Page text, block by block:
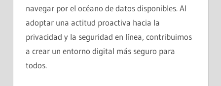
navegar por el océano de datos disponibles. Al
adoptar una actitud proactiva hacia la
privacidad y la seguridad en línea, contribuimos
a crear un entorno digital más seguro para
todos.